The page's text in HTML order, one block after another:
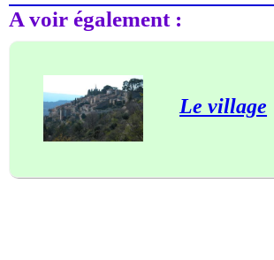
A voir également :
Le village